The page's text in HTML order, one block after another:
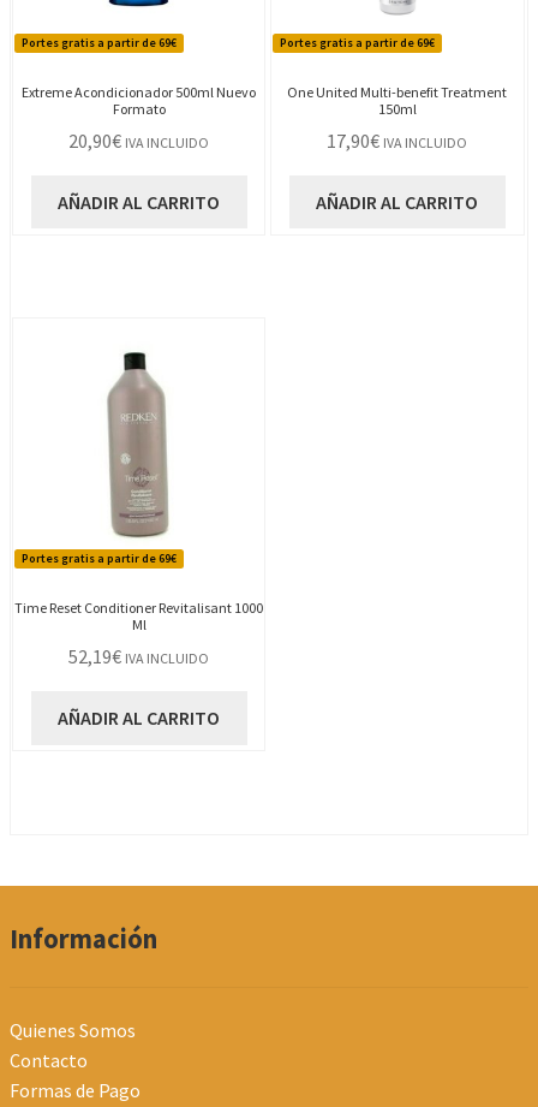
Portes gratis a partir de 69€
Extreme Acondicionador 500ml Nuevo
Formato
20,90€ IVA INCLUIDO
AÑADIR AL CARRITO
Portes gratis a partir de 69€
One United Multi-benefit Treatment
150ml
17,90€ IVA INCLUIDO
AÑADIR AL CARRITO
Portes gratis a partir de 69€
Time Reset Conditioner Revitalisant 1000
Ml
52,19€ IVA INCLUIDO
AÑADIR AL CARRITO
Información
Quienes Somos
Contacto
Formas de Pago